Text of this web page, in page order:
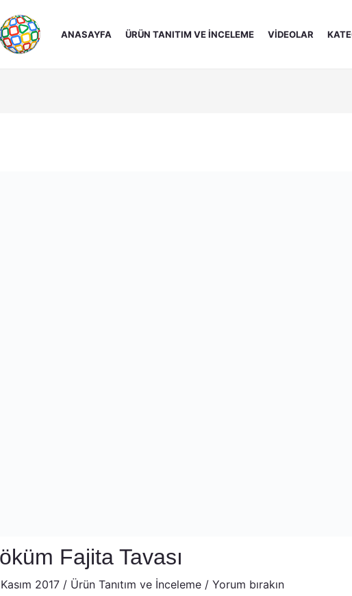
ANASAYFA ÜRÜN TANITIM VE İNCELEME VIDEOLAR
Fajita Tavası
2017 / Ürün Tanıtım ve İnceleme/ Yorum bırakın